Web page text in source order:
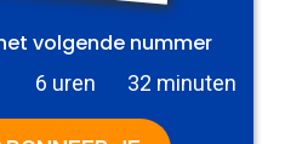
volgende nummer
6 uren 32 minuten